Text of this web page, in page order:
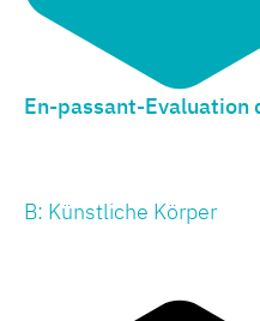
En-passant-Evaluation
B: Künstliche Körper